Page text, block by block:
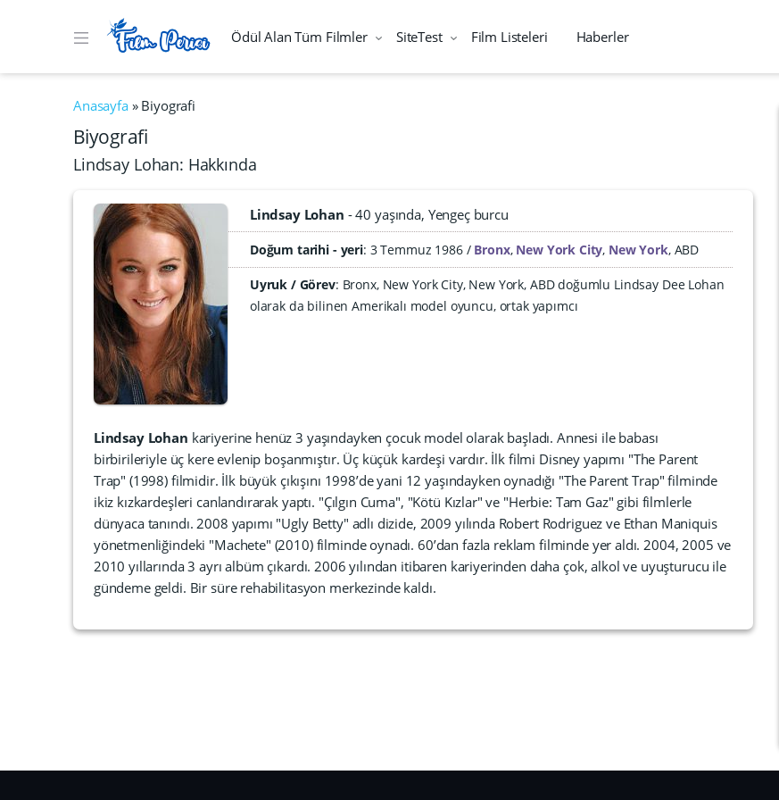
Ödül Alan Tüm Filmler SiteTest Film Listeleri Haberler
Anasayfa» Biyografi
Biyografi
Lindsay Lohan: Hakkında
Lindsay Lohan 40 yaşında Yengeç burcu
Doğum tarihi - yeri 3 Temmuz 1986 Bronx, New York City, New York, ABD
Uyruk / Görev: Bronx, New York City, New York, ABD doğumlu Lindsay Dee Lohan
olarak da bilinen Amerikalı model oyuncu, ortak yapımcı
Lindsay Lohan kariyerine henüz 3 yaşındayken çocuk model olarak başladı. Annesi ile babası
birbirileriyle üç kere evlenip boşanmıştır. Üç küçük kardeşi vardır. İlk filmi Disney yapımı "The Parent
Trap" (1998) filmidir. İlk büyük çıkışını 1998’de yani 12 yaşındayken oynadığı "The Parent Trap" filminde
ikiz kızkardeşleri canlandırarak yaptı. "Çılgın Cuma", "Kötü Kızlar" ve "Herbie: Tam Gaz" gibi filmlerle
dünyaca tanındı. 2008 yapımı "Ugly Betty" adlı dizide, 2009 yılında Robert Rodriguez ve Ethan Maniquis
yönetmenliğindeki "Machete" (2010) filminde oynadı. 60’dan fazla reklam filminde yer aldı. 2004, 2005 ve
2010 yıllarında 3 ayrı albüm çıkardı. 2006 yılından itibaren kariyerinden daha çok, alkol ve uyuşturucu ile
gündeme geldi. Bir süre rehabilitasyon merkezinde kaldı.